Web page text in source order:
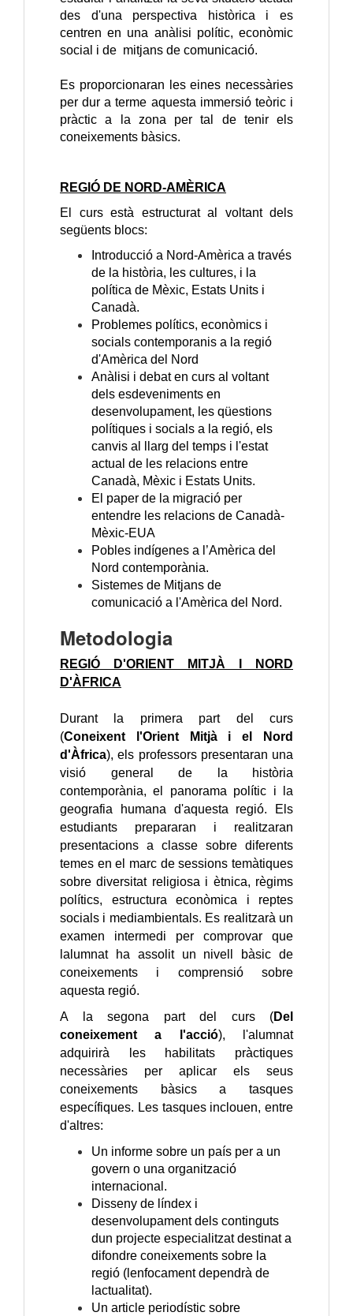
des d'una perspectiva històrica i es
centren en una anàlisi polític, econòmic
social i de mitjans de comunicació.
Es proporcionaran les eines necessàries
per dur a terme aquesta immersió teòric i
pràctic a la zona per tal de tenir els
coneixements bàsics.
REGIÓ DE NORD-AMÈRICA
El curs està estructurat al voltant dels
següents blocs:
Introducció a Nord-Amèrica a través
de la història, les cultures, i la
política de Mèxic, Estats Units i
Canadà.
Problemes polítics, econòmics i
socials contemporanis a la regió
d'Amèrica del Nord
Anàlisi i debat en curs al voltant
dels esdeveniments en
desenvolupament, les qüestions
polítiques i socials a la regió, els
canvis al llarg del temps i l'estat
actual de les relacions entre
Canadà, Mèxic i Estats Units.
El paper de la migració per
entendre les relacions de Canadà-
Mèxic-EUA
Pobles indígenes a l’Amèrica del
Nord contemporània.
Sistemes de Mitjans de
comunicació a l'Amèrica del Nord.
Metodologia
REGIÓ D'ORIENT MITJÀ I NORD
D'ÀFRICA
Durant la primera part del curs
(Coneixent l'Orient Mitjà i el Nord
d'Àfrica), els professors presentaran una
visió general de la història
contemporània, el panorama polític i la
geografia humana d'aquesta regió. Els
estudiants prepararan i realitzaran
presentacions a classe sobre diferents
temes en el marc de sessions temàtiques
sobre diversitat religiosa i ètnica, règims
polítics, estructura econòmica i reptes
socials i mediambientals. Es realitzarà un
examen intermedi per comprovar que
lalumnat ha assolit un nivell bàsic de
coneixements i comprensió sobre
aquesta regió.
A la segona part del curs (Del
coneixement a l'acció), l'alumnat
adquirirà les habilitats pràctiques
necessàries per aplicar els seus
coneixements bàsics a tasques
específiques. Les tasques inclouen, entre
d'altres:
Un informe sobre un país per a un
govern o una organització
internacional.
Disseny de líndex i
desenvolupament dels continguts
dun projecte especialitzat destinat a
difondre coneixements sobre la
regió (lenfocament dependrà de
lactualitat).
Un article periodístic sobre